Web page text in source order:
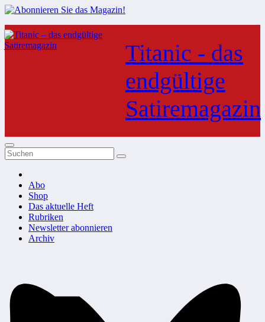
Zum
Inhalt
springen
Titanic - das
endgültige
Satiremagazin
Abo
Shop
Das aktuelle Heft
Rubriken
Newsletter abonnieren
Archiv